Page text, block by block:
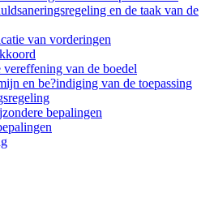
en de taak van de
van vorderingen
van de boedel
en be?indiging van de toepassing
bepalingen